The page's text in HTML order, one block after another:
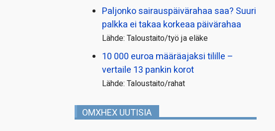
Paljonko sairauspäivä­rahaa saa? Suuri
palkka ei takaa korkeaa päivärahaa
Lähde: Taloustaito/työ ja eläke
10 000 euroa määräajaksi tilille –
vertaile 13 pankin korot
Lähde: Taloustaito/rahat
OMXHEX UUTISIA